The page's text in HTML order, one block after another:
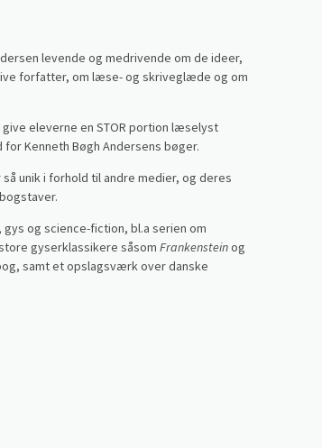
levende og medrivende om de ideer,
forfatter, om læse- og skriveglæde og om
eleverne en STOR portion læselyst
Kenneth Bøgh Andersens bøger.
unik i forhold til andre medier, og deres
og science-fiction, bl.a serien om
gyserklassikere såsomFrankensteinog
samt et opslagsværk over danske